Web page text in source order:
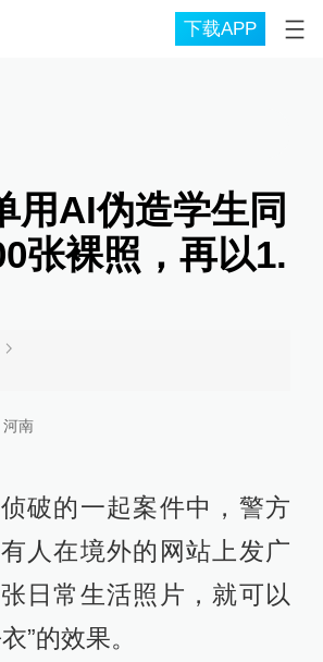
下载APP
用AI伪造学生同
张裸照，再以1.
河南
破的一起案件中，警方
人在境外的网站上发广
日常生活照片，就可以
”的效果。